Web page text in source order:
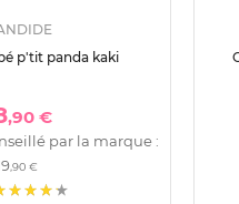
p'tit panda kaki
,90 €
par la marque :
,90 €